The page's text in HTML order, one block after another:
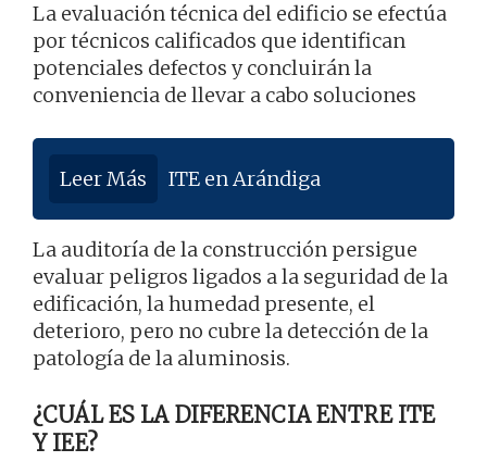
La evaluación técnica del edificio se efectúa
por técnicos calificados que identifican
potenciales defectos y concluirán la
conveniencia de llevar a cabo soluciones
Leer Más ITE en Arándiga
La auditoría de la construcción persigue
evaluar peligros ligados a la seguridad de la
edificación, la humedad presente, el
deterioro, pero no cubre la detección de la
patología de la aluminosis.
¿CUÁL ES LA DIFERENCIA ENTRE ITE
Y IEE?